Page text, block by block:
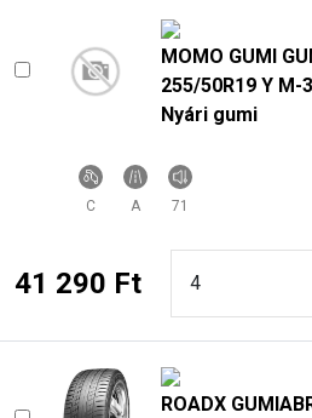
MOMO GUMI
255/50R19 Y M-
Nyári gumi
C A 71
41 290 Ft
ROADX